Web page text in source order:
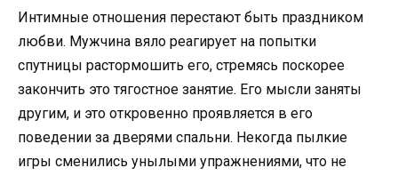
Интимные отношения перестают быть праздником
любви. Мужчина вяло реагирует на попытки
спутницы растормошить его, стремясь поскорее
закончить это тягостное занятие. Его мысли заняты
другим, и это откровенно проявляется в его
поведении за дверями спальни. Некогда пылкие
игры сменились унылыми упражнениями, что не